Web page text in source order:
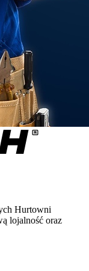
Hurtowni
lojalność oraz